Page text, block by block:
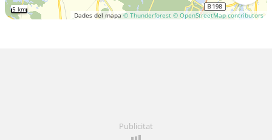
Dades del mapa © Thunderforest © OpenStreetMap contributors
5 km
Publicitat